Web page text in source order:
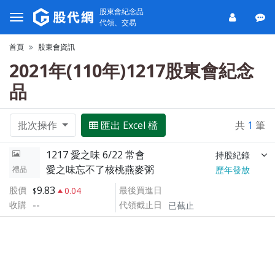
股東會紀念品
代領、交易
首頁 股東會資訊
2021年(110年)1217股東會紀念
品
批次操作 匯出 Excel 檔 共 1 筆
禮品
1217 愛之味 6/22 常會 持股紀錄
愛之味忘不了核桃燕麥粥
歷年發放
股價
9.83
0.04
收購 --
最後買進日
代領截止日
已截止